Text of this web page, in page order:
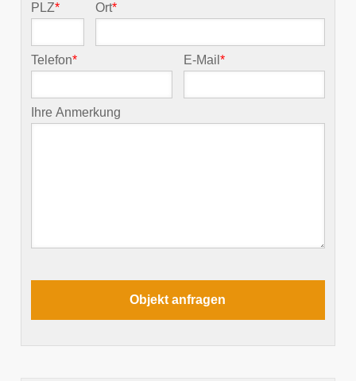
PLZ* Ort*
Telefon* E-Mail*
Ihre Anmerkung